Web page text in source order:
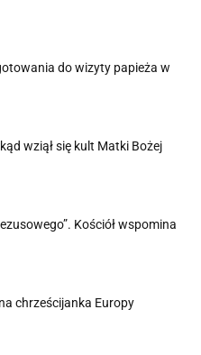
do wizyty papieża w
wziął się kult Matki Bożej
Kościół wspomina
chrześcijanka Europy